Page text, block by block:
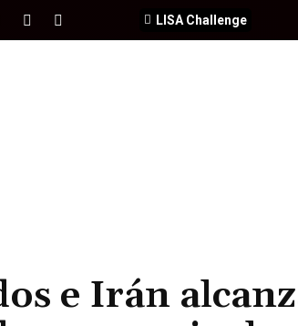
LISA Challenge
e Irán